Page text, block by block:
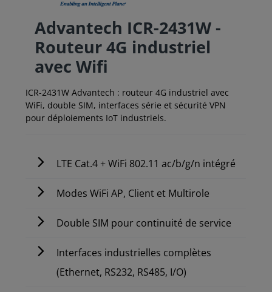
Advantech ICR-2431W -
Routeur 4G industriel
avec Wifi
ICR-2431W Advantech : routeur 4G industriel avec
WiFi, double SIM, interfaces série et sécurité VPN
pour déploiements IoT industriels.
LTE Cat.4 + WiFi 802.11 ac/b/g/n intégré
Modes WiFi AP, Client et Multirole
Double SIM pour continuité de service
Interfaces industrielles complètes
(Ethernet, RS232, RS485, I/O)